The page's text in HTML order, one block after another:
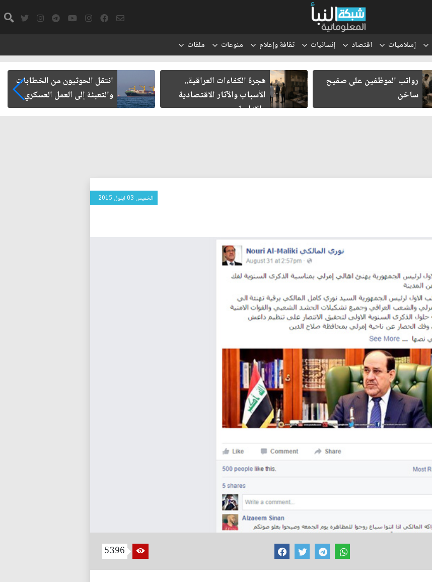
إسلاميات اقتصاد إنسانيات ثقافة وإعلام منوعات ملفات
رواتب الموظفين على صفيح
ساخن
هجرة الكفاءات العراقية..
الأسباب والآثار الاقتصادية
والإدارية
انتقل الحوثيون من الخطابات
والتعبئة إلى العمل العسكري
الخميس 03 ايلول 2015
5396